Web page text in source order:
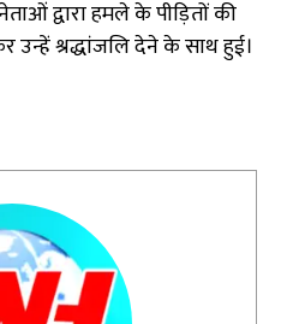
द्वारा हमले के पीड़ितों की
श्रद्धांजलि देने के साथ हुई।